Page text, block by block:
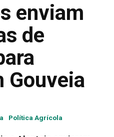
enviam
de
Gouveia
Política Agrícola